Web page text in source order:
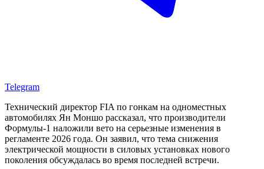
Telegram
Технический директор FIA по гонкам на одноместных
автомобилях Ян Моншо рассказал, что производители
Формулы-1 наложили вето на серьезные изменения в
регламенте 2026 года. Он заявил, что тема снижения
электрической мощности в силовых установках нового
поколения обсуждалась во время последней встречи.